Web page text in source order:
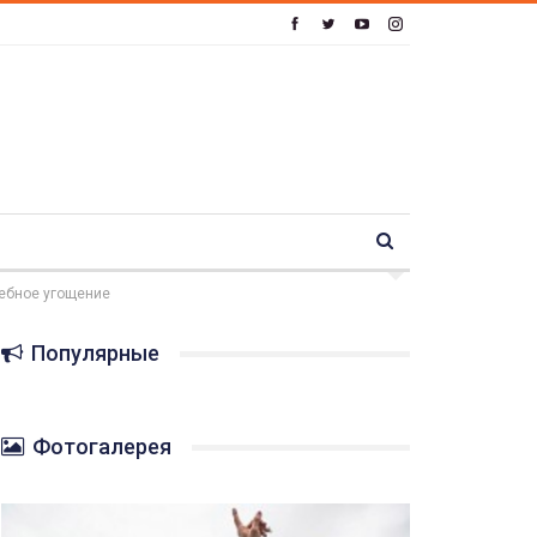
угощение
Популярные
Фотогалерея